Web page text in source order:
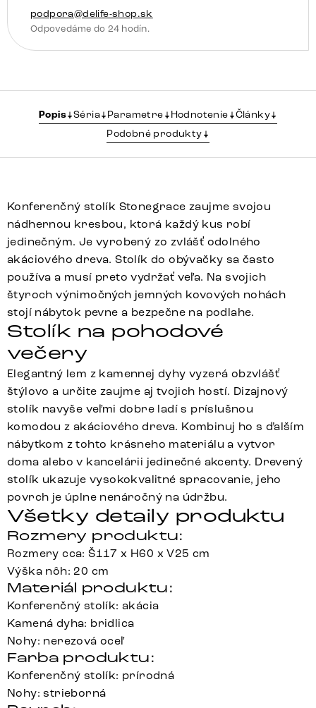
podpora@delife-shop.sk
Odpovedáme do 24 hodín.
Popis Séria Parametre Hodnotenie
Články
Podobné produkty
Konferenčný stolík Stonegrace zaujme svojou
nádhernou kresbou, ktorá každý kus robí
jedinečným. Je vyrobený zo zvlášť odolného
akáciového dreva. Stolík do obývačky sa často
používa a musí preto vydržať veľa. Na svojich
štyroch výnimočných jemných kovových nohách
stojí nábytok pevne a bezpečne na podlahe.
Stolík na pohodové
večery
Elegantný lem z kamennej dyhy vyzerá obzvlášť
štýlovo a určite zaujme aj tvojich hostí. Dizajnový
stolík navyše veľmi dobre ladí s príslušnou
komodou z akáciového dreva. Kombinuj ho s ďalším
nábytkom z tohto krásneho materiálu a vytvor
doma alebo v kancelárii jedinečné akcenty. Drevený
stolík ukazuje vysokokvalitné spracovanie, jeho
povrch je úplne nenáročný na údržbu.
Všetky detaily produktu
Rozmery produktu:
Rozmery cca: Š117 x H60 x V25 cm
Výška nôh: 20 cm
Materiál produktu:
Konferenčný stolík: akácia
Kamená dyha: bridlica
Nohy: nerezová oceľ
Farba produktu:
Konferenčný stolík: prírodná
Nohy: strieborná